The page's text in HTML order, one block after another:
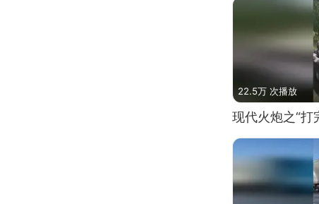
22.5万 次播放
现代火炮之“打